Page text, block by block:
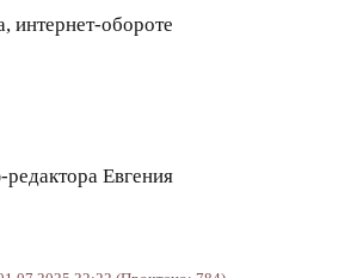
интернет-обороте
Евгения